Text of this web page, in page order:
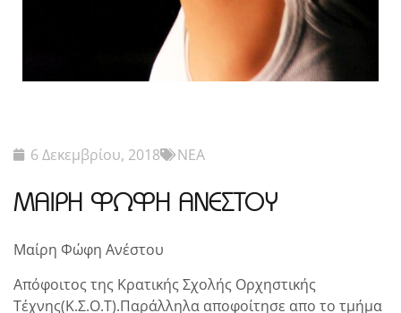
6 Δεκεμβρίου, 2018 ΝΕΑ
ΜΑΙΡΗ ΦΩΦΗ ΑΝΕΣΤΟΥ
Μαίρη Φώφη Ανέστου
Aπόφοιτος της Κρατικής Σχολής Ορχηστικής
Τέχνης(K.Σ.Ο.Τ).Παράλληλα αποφοίτησε απο το τμήμα